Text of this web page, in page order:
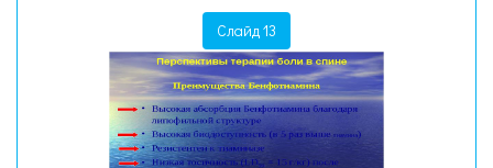
Слайд 13